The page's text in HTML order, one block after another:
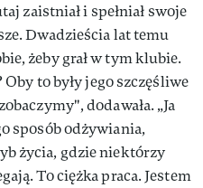
zaistniał i spełniał swoje
Dwadzieścia lat temu
żeby grał w tym klubie.
to były jego szczęśliwe
dodawała. „Ja
sposób odżywiania,
życia, gdzie niektórzy
To ciężka praca. Jestem